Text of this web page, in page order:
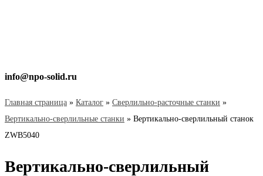
info@npo-solid.ru
Главная страница » Каталог » Сверлильно-расточные станки »
Вертикально-сверлильные станки » Вертикально-сверлильный станок
ZWB5040
Вертикально-сверлильный